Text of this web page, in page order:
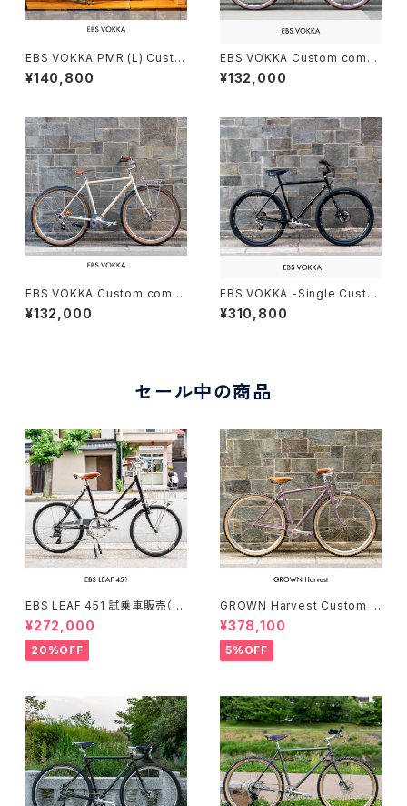
EBS VOKKA PMR (L) Custo
m order (deposit)
¥140,800
EBS VOKKA Custom compl
ete bike
¥132,000
EBS VOKKA Custom compl
ete bike
¥132,000
EBS VOKKA -Single Custo
m- Custom complete bike
¥310,800
セール中の商品
EBS LEAF 451 試乗車販売（15
0-169cm）
¥272,000
20%OFF
GROWN Harvest Custom c
omplete bike（154-168cm）
¥378,100
5%OFF